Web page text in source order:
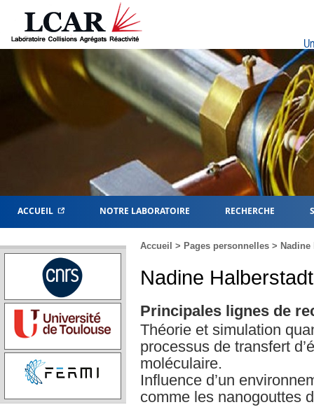
ACCUEIL NOTRE LABORATOIRE RECHERCHE
Accueil > Pages personnelles > Nadine
Nadine Halberstadt
Principales lignes de
Théorie et simulation
processus de transfert
moléculaire.
Influence d’un
comme les nanogouttes